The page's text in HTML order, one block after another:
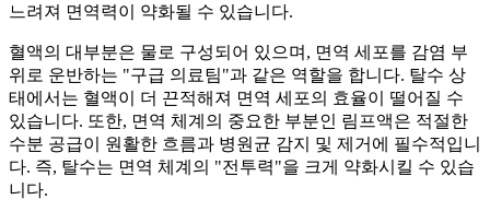
느려져 면역력이 약화될 수 있습니다.
혈액의 대부분은 물로 구성되어 있으며, 면역 세포를 감염 부
위로 운반하는 "구급 의료팀"과 같은 역할을 합니다. 탈수 상
태에서는 혈액이 더 끈적해져 면역 세포의 효율이 떨어질 수
있습니다. 또한, 면역 체계의 중요한 부분인 림프액은 적절한
수분 공급이 원활한 흐름과 병원균 감지 및 제거에 필수적입니
다. 즉, 탈수는 면역 체계의 "전투력"을 크게 약화시킬 수 있습
니다.